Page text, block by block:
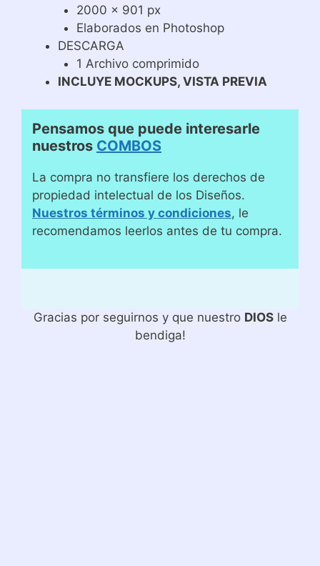
2000 x 901 px
Elaborados en Photoshop
DESCARGA
1 Archivo comprimido
INCLUYE MOCKUPS, VISTA PREVIA
Pensamos que puede interesarle
nuestros COMBOS
La compra no transfiere los derechos de
propiedad intelectual de los Diseños.
Nuestros términos y condiciones, le
recomendamos leerlos antes de tu compra.
Gracias por seguirnos y que nuestro DIOSle
bendiga!